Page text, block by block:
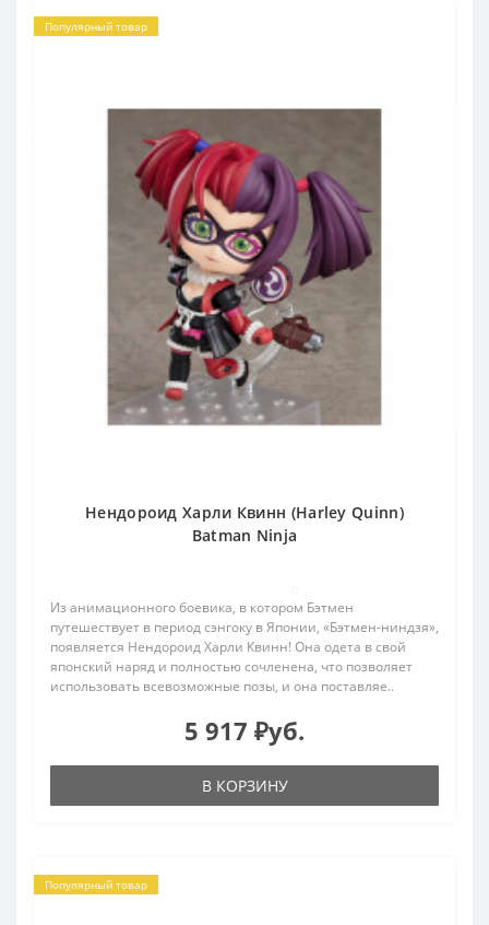
Популярный товар
Нендороид Харли Квинн (Harley Quinn)
Batman Ninja
Из анимационного боевика, в котором Бэтмен
путешествует в период сэнгоку в Японии, «Бэтмен-ниндзя»,
появляется Нендороид Харли Квинн! Она одета в свой
японский наряд и полностью сочленена, что позволяет
использовать всевозможные позы, и она поставляе..
5 917 ₽уб.
В КОРЗИНУ
Популярный товар